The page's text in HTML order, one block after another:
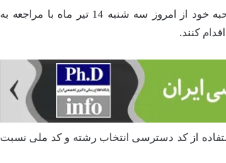
داوطلبان لازم است به منظور اطلاع از تاریخ، زمان و محل مصاحبه خود از امروز سه شنبه 14 تیر ماه با مراجعه به
کنند.
از کد دسترسی انتخاب رشته و کد ملی نسبت